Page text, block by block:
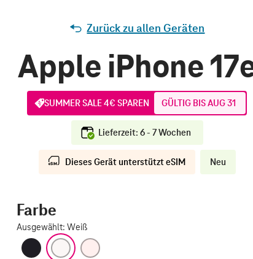
Zurück zu allen Geräten
Apple iPhone
SUMMER SALE 4€ SPAREN GÜLTIG BIS AUG 31
Lieferzeit: 6 - 7 Wochen
Dieses Gerät unterstützt eSIM Neu
Farbe
Ausgewählt: Weiß
Schwarz
Weiß